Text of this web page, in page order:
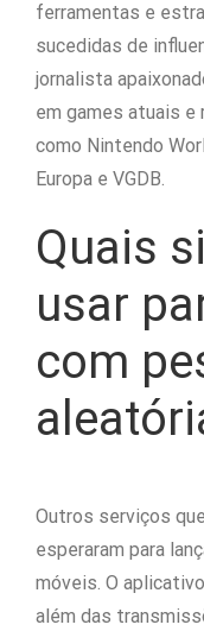
ferramentas e
sucedidas de
jornalista
em games atuais e
como Nintendo
Europa e VGDB.
Quais
usar
com
Outros serviços
esperaram para
móveis. O
além das